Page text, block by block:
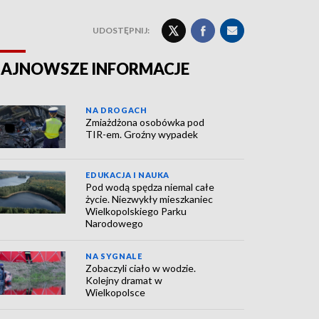
UDOSTĘPNIJ:
INFORMACJE
NA DROGACH
Zmiażdżona osobówka pod
TIR-em. Groźny wypadek
EDUKACJA I NAUKA
Pod wodą spędza niemal całe
życie. Niezwykły mieszkaniec
Wielkopolskiego Parku
Narodowego
NA SYGNALE
Zobaczyli ciało w wodzie.
Kolejny dramat w
Wielkopolsce